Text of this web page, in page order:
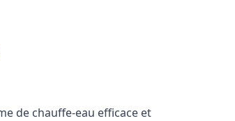
de chauffe-eau efficace et